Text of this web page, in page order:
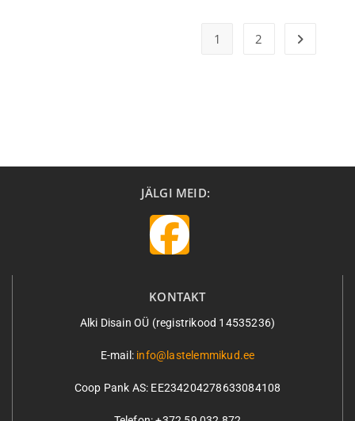
1 2
KONTAKT
Alki Disain OÜ (registrikood 14535236)
E-mail: info@lastelemmikud.ee
Coop Pank AS: EE234204278633084108
JÄLGI MEID: